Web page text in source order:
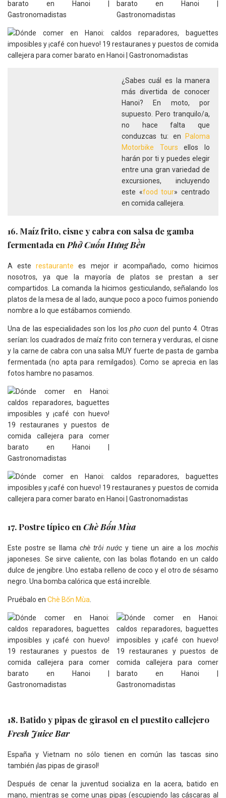
¿Sabes cuál es la manera
más divertida de conocer
Hanoi? En moto, por
supuesto. Pero tranquilo/a,
no hace falta que
conduzcas tu: en
Paloma
Motorbike Tours ellos lo
harán por ti y puedes elegir
entre una gran variedad de
excursiones, incluyendo
este «food tour» centrado
en comida callejera.
16. Maíz frito, cisne y cabra con salsa de gamba
fermentada en Phở Cuốn Hưng Bền
A esterestaurante es mejor ir acompañado, como hicimos
nosotros, ya que la mayoría de platos se prestan a ser
compartidos. La comanda la hicimos gesticulando, señalando los
platos de la mesa de al lado, aunque poco a poco fuimos poniendo
nombre a lo que estábamos comiendo.
Una de las especialidades son los los pho cuon del punto 4. Otras
serían: los cuadrados de maíz frito con ternera y verduras, el cisne
y la carne de cabra con una salsa MUY fuerte de pasta de gamba
fermentada (no apta para remilgados). Como se aprecia en las
fotos hambre no pasamos.
17. Postre típico en Chè Bốn Mùa
Este postre se llama chè trôi nước y tiene un aire a los mochis
japoneses. Se sirve caliente, con las bolas flotando en un caldo
dulce de jengibre. Uno estaba relleno de coco y el otro de sésamo
negro. Una bomba calórica que está increíble.
Pruébalo en Chè Bốn Mùa.
18. Batido y pipas de girasol en el puestito callejero
Fresh Juice Bar
España y Vietnam no sólo tienen en común las tascas sino
también ¡las pipas de girasol!
Después de cenar la juventud socializa en la acera, batido en
mano, mientras se come unas pipas (escupiendo las cáscaras al